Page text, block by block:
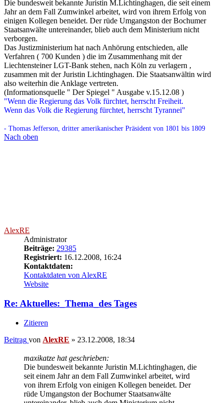
Das Justizministerium hat nach Anhörung entschieden, alle
Verfahren ( 700 Kunden ) die im Zusammenhang mit der
Liechtensteiner LGT-Bank stehen, nach Köln zu verlagern ,
zusammen mit der Juristin Lichtinghagen. Die Staatsanwältin wird
also weiterhin die Anklage vertreten.
(Informationsquelle " Der Spiegel " Ausgabe v.15.12.08 )
"Wenn die Regierung das Volk fürchtet, herrscht Freiheit.
Wenn das Volk die Regierung fürchtet, herrscht Tyrannei"
- Thomas Jefferson, dritter amerikanischer Präsident von 1801 bis 1809
Nach oben
Kontaktdaten von AlexRE
Website
Re: Aktuelles:_Thema_des Tages
Zitieren
Die bundesweit bekannte Juristin M.Lichtinghagen, die
von ihrem Erfolg von einigen Kollegen beneidet. Der
untereinander, blieb auch dem Ministerium nicht
verborgen.
Das Justizministerium hat nach Anhörung entschieden,
alle Verfahren ( 700 Kunden ) die im Zusammenhang
mit der Liechtensteiner LGT-Bank stehen, nach Köln